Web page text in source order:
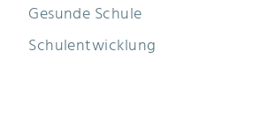
Gesunde Schule
Schulentwicklung